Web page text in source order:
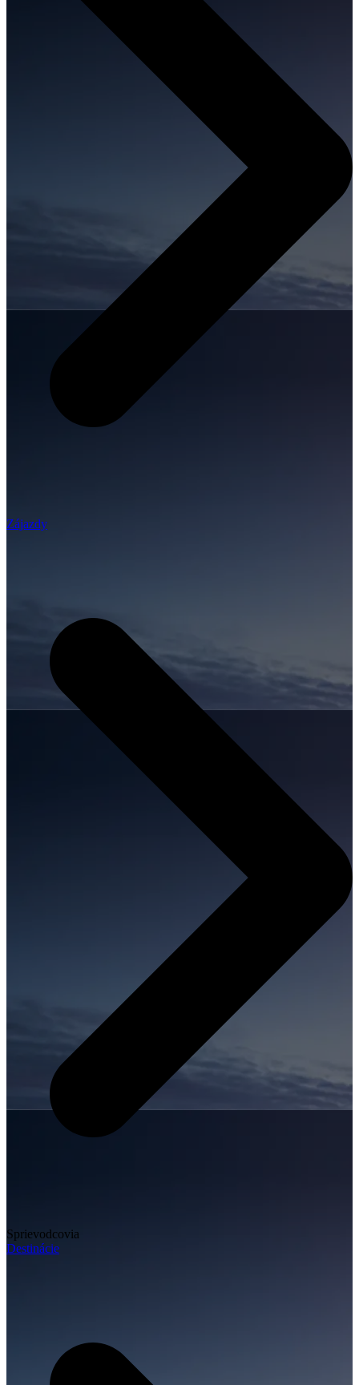
Zájazdy
Sprievodcovia
Destinácie